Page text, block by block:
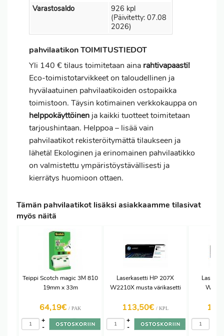
Varastosaldo
926 kpl
(Päivitetty: 07.08
2026)
pahvilaatikon TOIMITUSTIEDOT
Yli 140 € tilaus toimitetaan aina rahtivapaasti!
Eco-toimistotarvikkeet on taloudellinen ja
hyvälaatuinen pahvilaatikoiden ostopaikka
toimistoon. Täysin kotimainen verkkokauppa on
helppokäyttöinen ja kaikki tuotteet toimitetaan
tarjoushintaan. Helppoa – lisää vain
pahvilaatikot rekisteröitymättä tilaukseen ja
lähetä! Ekologinen ja erinomainen pahvilaatikko
on valmistettu ympäristöystävällisesti ja
kierrätys huomioon ottaen.
Tämän pahvilaatikot lisäksi asiakkaamme tilasivat
myös näitä
Teippi Scotch magic 3M 810
19mm x 33m
64,19€ / PAK
-
+
Laserkasetti HP 207X
W2210X musta värikasetti
113,50€ / KPL
-
+